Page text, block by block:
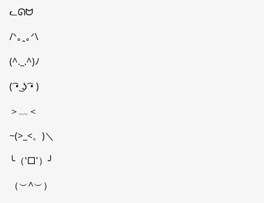
ᓚᘏᗢ
/ᐠ｡ꞈ｡ᐟ\
(^._.^)ﾉ
( ͡• ͜ʖ ͡• )
＞﹏＜
~(>_<。)＼
╰（‵□′）╯
（︶^︶）